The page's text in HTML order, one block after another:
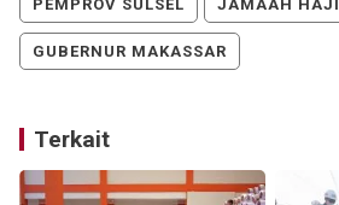
PEMPROV SULSEL JAMAAH HAJI
GUBERNUR MAKASSAR
Terkait